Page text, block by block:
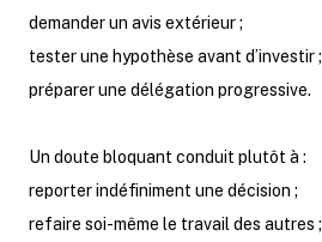
demander un avis extérieur ;
tester une hypothèse avant d’investir ;
préparer une délégation progressive.
Un doute bloquant conduit plutôt à :
reporter indéfiniment une décision ;
refaire soi-même le travail des autres ;